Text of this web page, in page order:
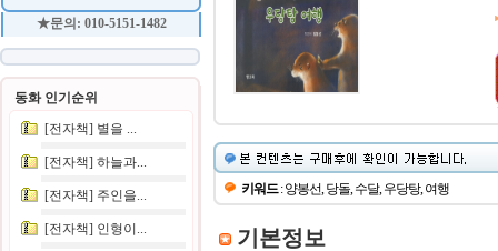
★문의: 010-5151-1482
동화 인기순위
[전자책] 별을 ...
[전자책] 하늘과...
[전자책] 주인을...
[전자책] 인형이...
키워드: 양봉선, 당돌, 수달, 우당탕, 여행
기본정보